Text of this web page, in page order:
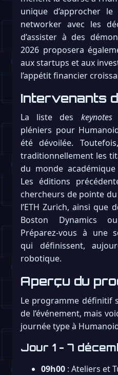
unique d’approcher le
networker avec les
d’assister à des
2026 proposera
aux startups et aux
l’appétit financier
Intervenants
La liste des keynotes
pléniers pour
été dévoilée.
traditionnellement les
du monde
Les éditions
chercheurs de pointe
l’ETH Zurich, ainsi que
Boston Dynamics
Préparez-vous à une
qui définissent,
robotique.
Aperçu du
Le programme définitif
de l’événement, mais
journée type à
Jour 1 - 7
09h00 : Ateliers et